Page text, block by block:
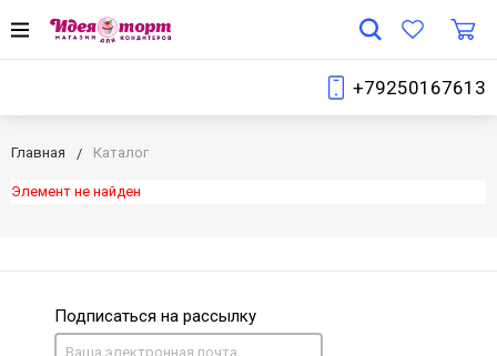
+79250167613
Главная Каталог
Элемент не найден
Подписаться на рассылку